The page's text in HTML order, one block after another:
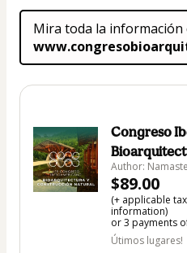
Congreso
Author:
$89.00
(+ applicable
information)
or 3 payments
Útimos lugares!